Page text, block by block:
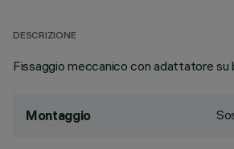
DESCRIZIONE
Fissaggio meccanico con adattatore su
Montaggio